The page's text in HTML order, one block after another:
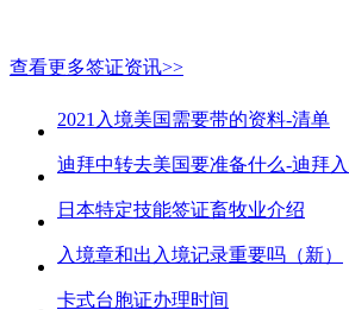
查看更多签证资讯>>
2021入境美国需要带的资料-清单
迪拜中转去美国要准备什么-迪拜
日本特定技能签证畜牧业介绍
入境章和出入境记录重要吗（新）
卡式台胞证办理时间